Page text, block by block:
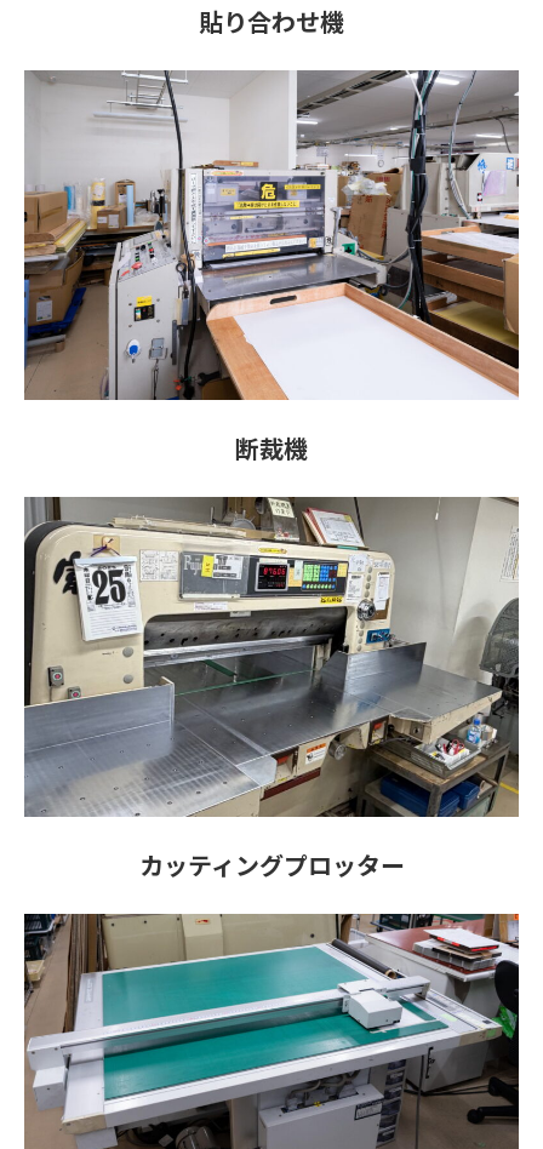
貼り合わせ機
断裁機
カッティングプロッター